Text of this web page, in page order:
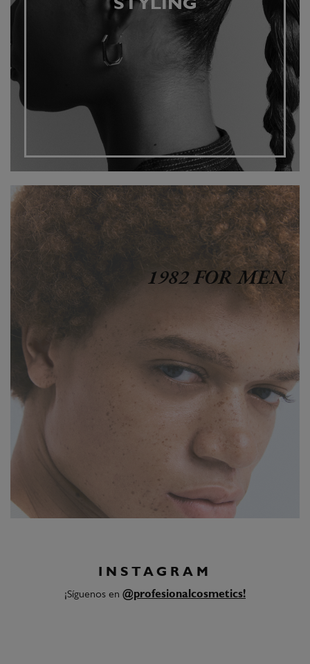
STYLING
1982 FOR MEN
INSTAGRAM
¡Síguenos en @profesionalcosmetics!